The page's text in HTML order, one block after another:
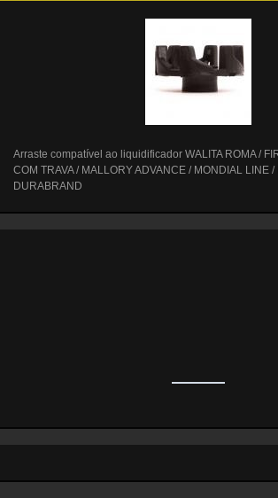
Arraste compatível ao liquidificador WALITA ROMA /
COM TRAVA / MALLORY ADVANCE / MONDIAL LINE /
DURABRAND